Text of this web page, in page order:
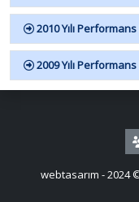
2010 Yılı
2009 Yılı
webtasarım - 2024